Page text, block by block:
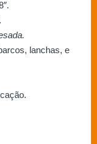
lanchas, e